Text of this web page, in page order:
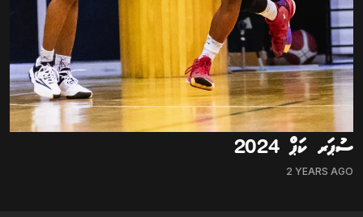
ސުޕަރ ކަޕް 2024
2 YEARS AGO